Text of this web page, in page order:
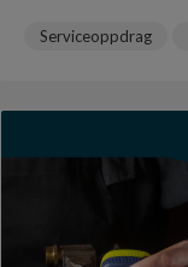
Serviceoppdrag